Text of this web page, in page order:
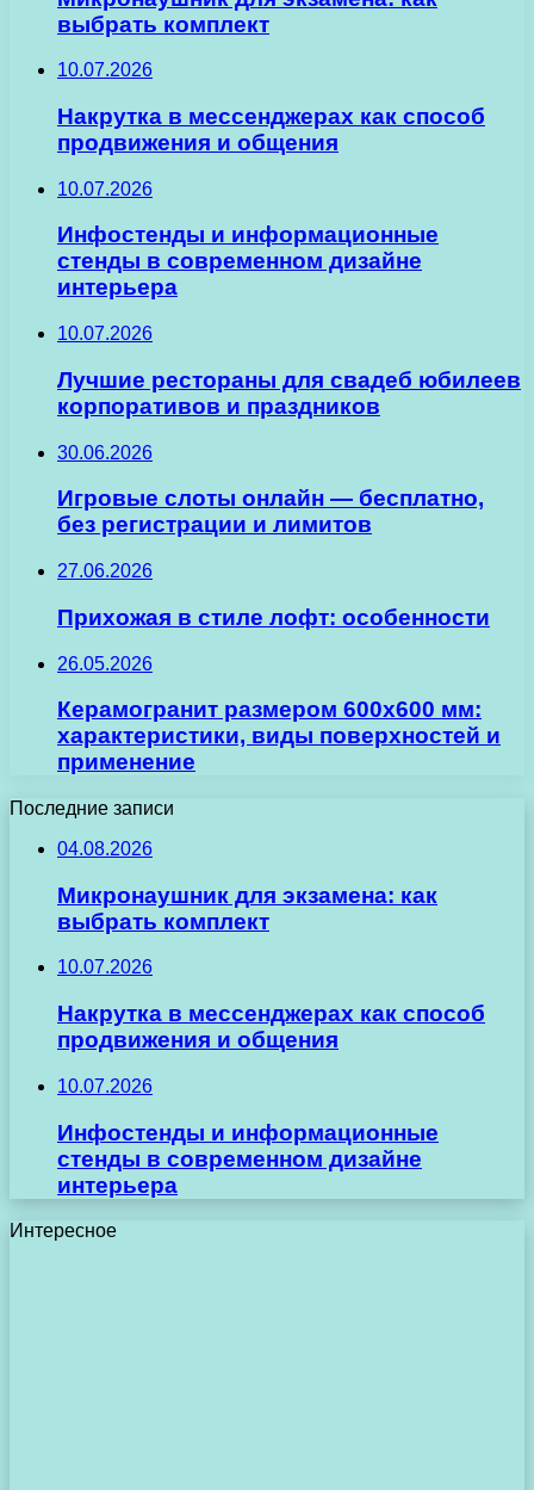
выбрать комплект
10.07.2026
Накрутка в мессенджерах как способ
продвижения и общения
10.07.2026
Инфостенды и информационные
стенды в современном дизайне
интерьера
10.07.2026
Лучшие рестораны для свадеб юбилеев
корпоративов и праздников
30.06.2026
Игровые слоты онлайн — бесплатно,
без регистрации и лимитов
27.06.2026
Прихожая в стиле лофт: особенности
26.05.2026
Керамогранит размером 600х600 мм:
характеристики, виды поверхностей и
применение
Последние записи
04.08.2026
Микронаушник для экзамена: как
выбрать комплект
10.07.2026
Накрутка в мессенджерах как способ
продвижения и общения
10.07.2026
Инфостенды и информационные
стенды в современном дизайне
интерьера
Интересное